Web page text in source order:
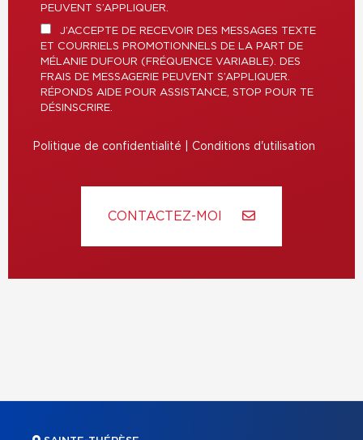
PEUVENT S’APPLIQUER.
J’ACCEPTE DE RECEVOIR DES MESSAGES TEXTE
ET COURRIELS PROMOTIONNELS DE LA PART DE
MÉLANIE DUFOUR (FRÉQUENCE VARIABLE). DES
FRAIS DE MESSAGERIE PEUVENT S’APPLIQUER.
RÉPONDS AIDE POUR ASSISTANCE, STOP POUR TE
DÉSINSCRIRE.
Politique de confidentialité Conditions d'utilisation
CONTACTEZ-MOI